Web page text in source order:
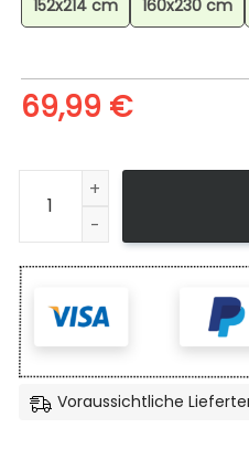
152x214 cm 160x230 cm
69,99 €
Despotar Pokmon
Voraussichtliche